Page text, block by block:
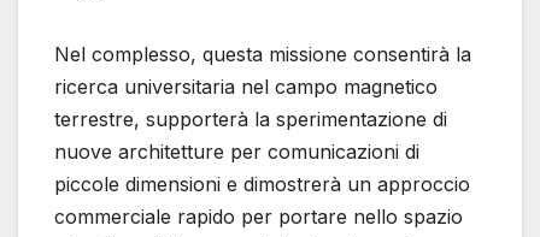
Nel complesso, questa missione consentirà la
ricerca universitaria nel campo magnetico
terrestre, supporterà la sperimentazione di
nuove architetture per comunicazioni di
piccole dimensioni e dimostrerà un approccio
commerciale rapido per portare nello spazio